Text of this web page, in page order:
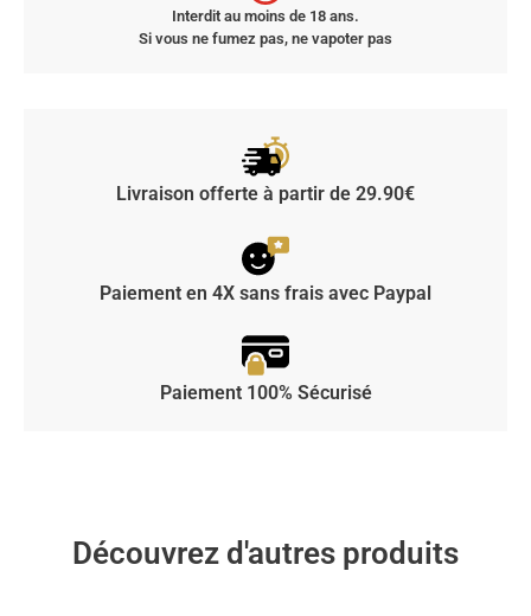
Interdit au moins de 18 ans.
Si vous ne fumez pas, ne vapoter pas
Livraison offerte à partir de 29.90€
Paiement en 4X sans frais avec Paypal
Paiement 100% Sécurisé
Découvrez d'autres produits